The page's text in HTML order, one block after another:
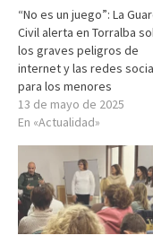
“No es un juego”: La
Civil alerta en Torralba
los graves peligros de
internet y las redes
para los menores
13 de mayo de 2025
En «Actualidad»